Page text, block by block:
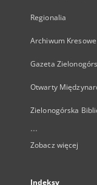
Regionalia
Archiwum Kresowe
Gazeta
Otwarty
Zielonogórska
...
Zobacz więcej
Indeksy